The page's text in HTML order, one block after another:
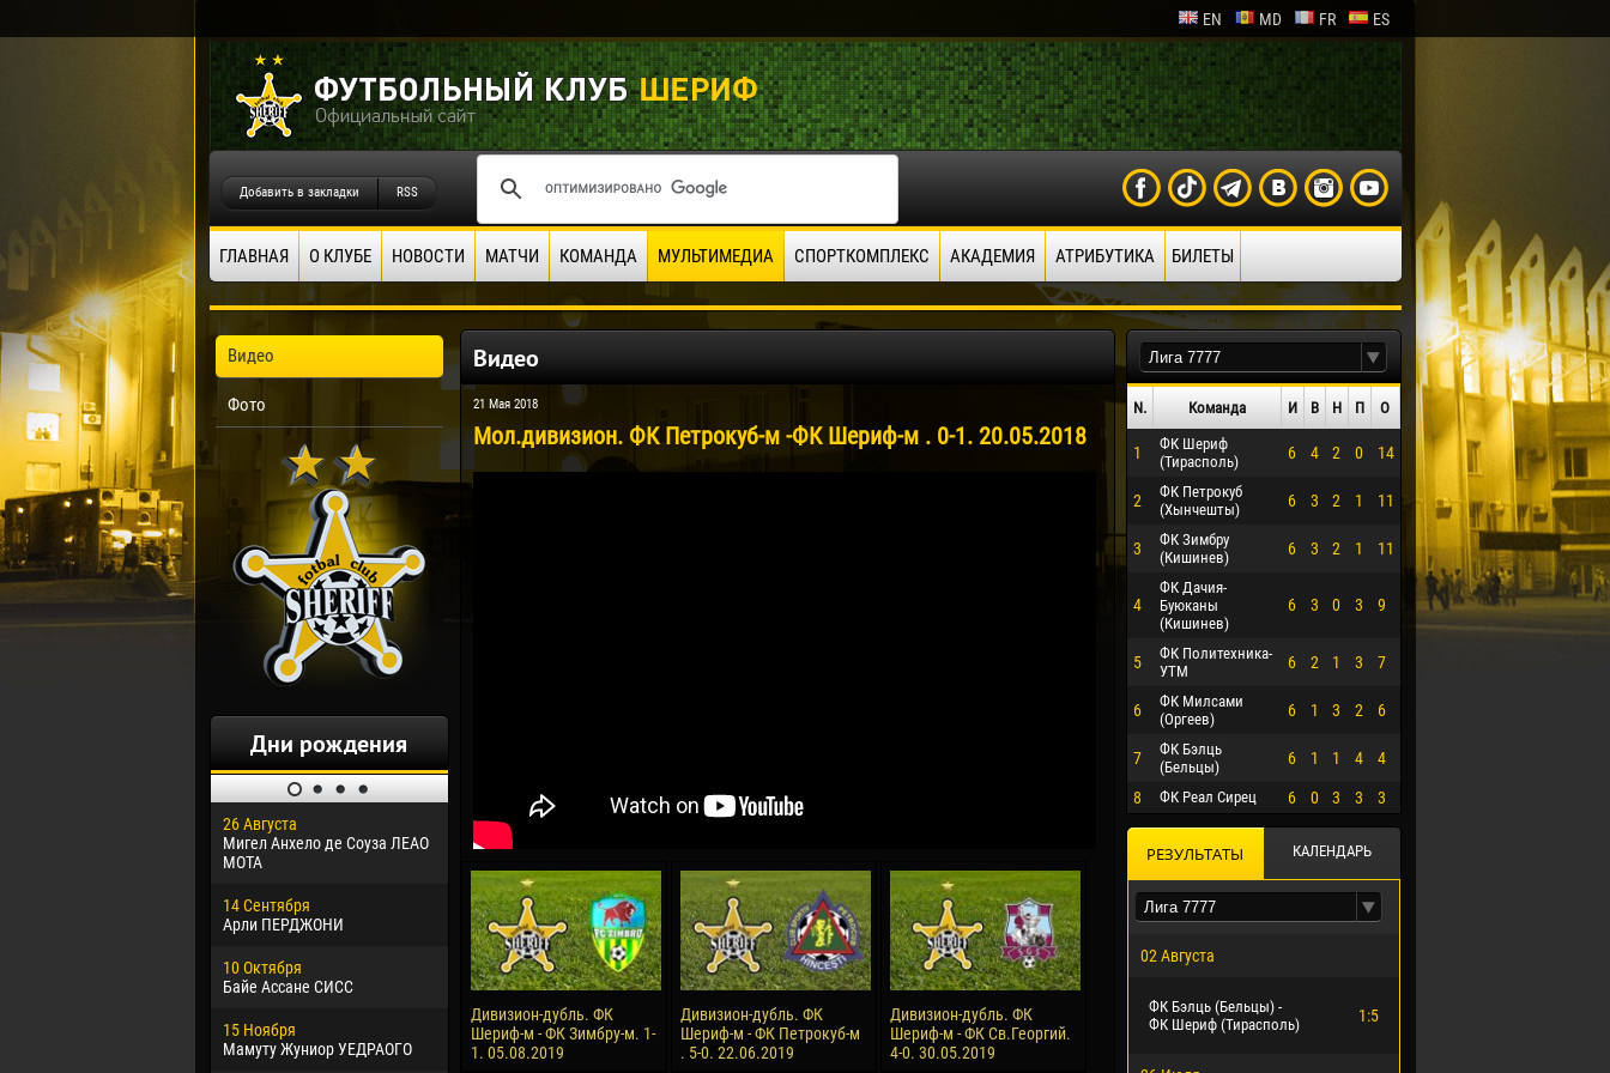
EN MD FR ES
Добавить в закладки RSS
ГЛАВНАЯ О КЛУБЕ НОВОСТИ МАТЧИ КОМАНДА МУЛЬТИМЕДИА СПОРТКОМПЛЕКС АКАДЕМИЯ АТРИБУТИКА БИЛЕТЫ
Видео
Фото
Дни рождения
26 Августа
Мигел Анхело де Соуза ЛЕАО
МОТА
14 Сентября
Арли ПЕРДЖОНИ
10 Октября
Байе Ассане СИСС
15 Ноября
Мамуту Жуниор УЕДРАОГО
30 Января
Дорасо Морео КЛАС
24 Февраля
Владислав КОСТИН
02 Марта
Вячеслав КОЗМА
09 Марта
Эммануэль АФЕТСЕ
04 Мая
13 Мая
Ренат ЖОСАН
24 Мая
Николай ЧЕБОТАРЬ
15 Июня
Конан Жорес-Ульрих ЛУКУ
21 Июля
Эмиль ТЫМБУР
24 Июля
Михаил КОРОТКОВ
27 Июля
Владимир ФРАТЯ
Видео
21 Мая 2018
Мол.дивизион. ФК Петрокуб-м -ФК Шериф-м . 0-1. 20.05.2018
Дивизион-дубль. ФК
Шериф-м - ФК Зимбру-м. 1-
1. 05.08.2019
Дивизион-дубль. ФК
Шериф-м - ФК Петрокуб-м
. 5-0. 22.06.2019
Дивизион-дубль. ФК
Шериф-м - ФК Св.Георгий.
4-0. 30.05.2019
N. Команда И В Н П О
1
ФК Шериф
(Тирасполь)
6 4 2 0 14
2
ФК Петрокуб
(Хынчешты)
6 3 2 1 11
3
ФК Зимбру
(Кишинев)
6 3 2 1 11
4
ФК Дачия-
Буюканы
(Кишинев)
6 3 0 3 9
5
ФК Политехника-
УТМ
6 2 1 3 7
6
ФК Милсами
(Оргеев)
6 1 3 2 6
7
ФК Бэлць
(Бельцы)
6 1 1 4 4
8 ФК Реал Сирец 6 0 3 3 3
РЕЗУЛЬТАТЫ КАЛЕНДАРЬ
02 Августа
ФК Бэлць (Бельцы) -
ФК Шериф (Тирасполь)
1:5